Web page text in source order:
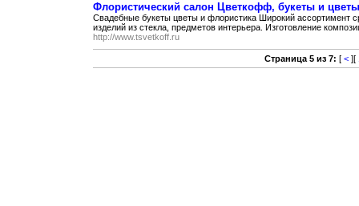
Флористический салон Цветкофф, букеты и
Свадебные букеты цветы и флористика Широкий ассортимент
изделий из стекла, предметов интерьера. Изготовление
http://www.tsvetkoff.ru
Страница 5 из 7: [ <][